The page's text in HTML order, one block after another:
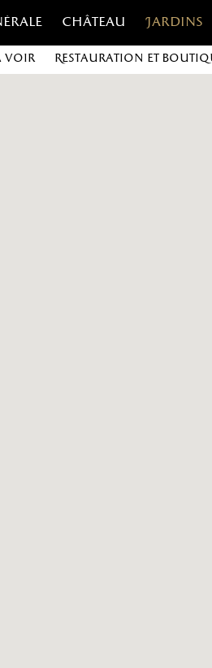
Château Jardins
voir Restauration et